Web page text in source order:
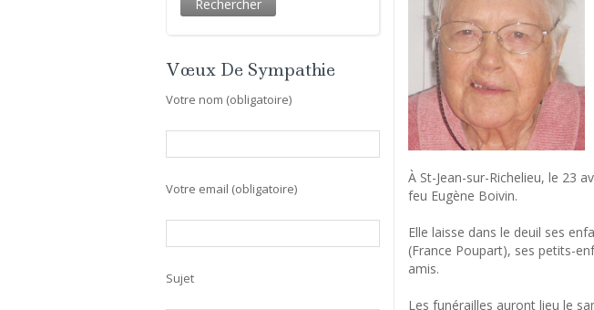
À St-Jean-sur-Richelieu, le 23
feu Eugène Boivin.
Elle laisse dans le deuil ses
(France Poupart), ses petits-
amis.
Les funérailles auront lieu le
Vœux De Sympathie
Votre nom (obligatoire)
Votre email (obligatoire)
Sujet